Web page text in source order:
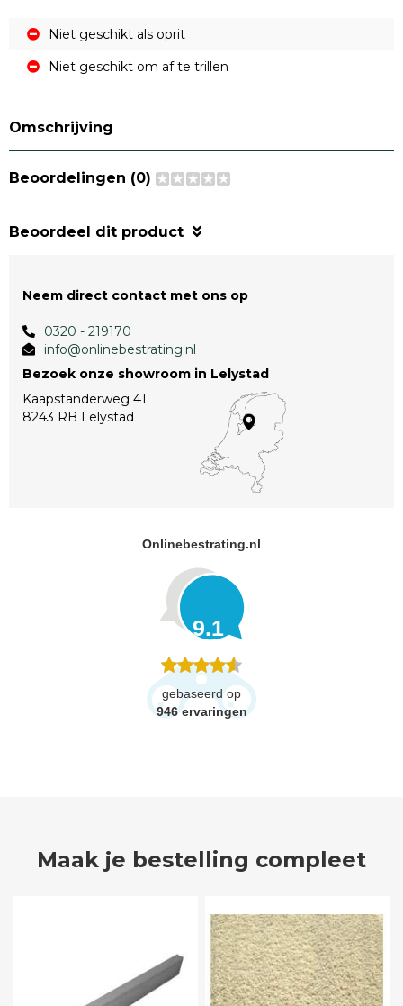
Niet geschikt als oprit
Niet geschikt om af te trillen
Omschrijving
Beoordelingen (0)
Beoordeel dit product
Neem direct contact met ons op
0320 - 219170
info@onlinebestrating.nl
Bezoek onze showroom in Lelystad
Kaapstanderweg 41
8243 RB Lelystad
Onlinebestrating.nl
9.1
gebaseerd op
946 ervaringen
Maak je bestelling compleet